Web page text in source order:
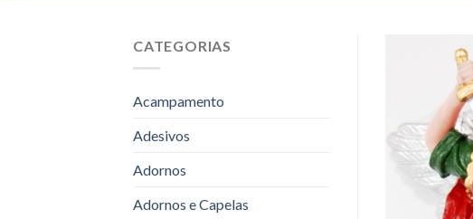
CATEGORIAS
Acampamento
Adesivos
Adornos
Adornos e Capelas